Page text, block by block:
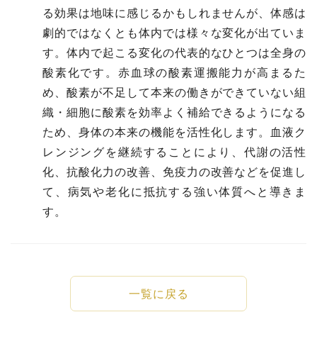
る効果は地味に感じるかもしれませんが、体感は
劇的ではなくとも体内では様々な変化が出ていま
す。体内で起こる変化の代表的なひとつは全身の
酸素化です。赤血球の酸素運搬能力が高まるた
め、酸素が不足して本来の働きができていない組
織・細胞に酸素を効率よく補給できるようになる
ため、身体の本来の機能を活性化します。血液ク
レンジングを継続することにより、代謝の活性
化、抗酸化力の改善、免疫力の改善などを促進し
て、病気や老化に抵抗する強い体質へと導きま
す。
一覧に戻る